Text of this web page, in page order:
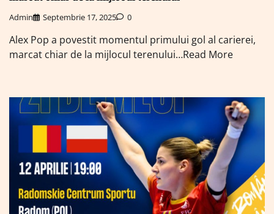
Admin Septembrie 17, 2025 0
Alex Pop a povestit momentul primului gol al carierei,
marcat chiar de la mijlocul terenului…Read More